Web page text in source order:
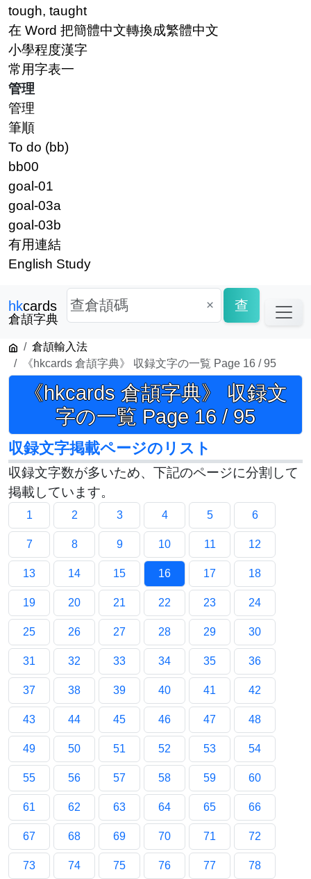
tough, taught
在 Word 把簡體中文轉換成繁體中文
小學程度漢字
常用字表一
管理
管理
筆順
To do (bb)
bb00
goal-01
goal-03a
goal-03b
有用連結
English Study
hkcards
倉頡字典
× 查
倉頡輸入法
《hkcards 倉頡字典》 収録文字の一覧 Page 16 / 95
《hkcards 倉頡字典》 収録文
字の一覧 Page 16 / 95
収録文字掲載ページのリスト
収録文字数が多いため、下記のページに分割して
掲載しています。
1 2 3 4 5 6
7 8 9 10 11 12
13 14 15 16 17 18
19 20 21 22 23 24
25 26 27 28 29 30
31 32 33 34 35 36
37 38 39 40 41 42
43 44 45 46 47 48
49 50 51 52 53 54
55 56 57 58 59 60
61 62 63 64 65 66
67 68 69 70 71 72
73 74 75 76 77 78